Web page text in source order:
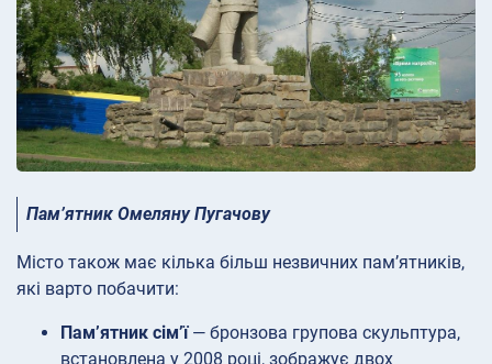
Пам’ятник Омеляну Пугачову
Місто також має кілька більш незвичних пам’ятників,
які варто побачити:
Пам’ятник сім’ї— бронзова групова скульптура,
встановлена у 2008 році, зображує двох